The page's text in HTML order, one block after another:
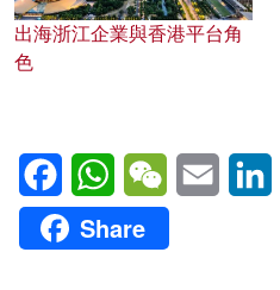
出海浙江企業與香港平台角
色
FacebookWhatsAppWeChatEmail
Share